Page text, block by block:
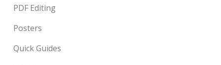
PDF Editing
Posters
Quick Guides